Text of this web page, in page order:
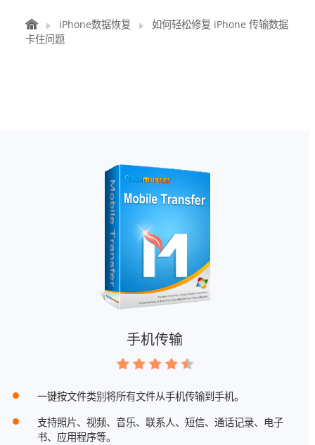
iPhone数据恢复
如何轻松修复 iPhone 传输数据
卡住问题
手机传输
一键按文件类别将所有文件从手机传输到手机。
支持照片、视频、音乐、联系人、短信、通话记录、电子
书、应用程序等。